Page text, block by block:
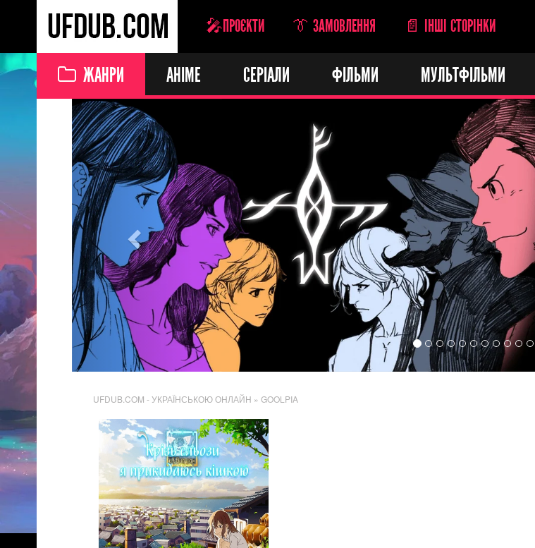
🎤ПРОЄКТИ 👔 ЗАМОВЛЕННЯ 📄 ІНШІ СТОРІНКИ
ЖАНРИ АНІМЕ СЕРІАЛИ ФІЛЬМИ МУЛЬТФІЛЬМИ
Previous
UFDUB.COM - УКРАЇНСЬКОЮ ОНЛАЙН » GOOLPIA